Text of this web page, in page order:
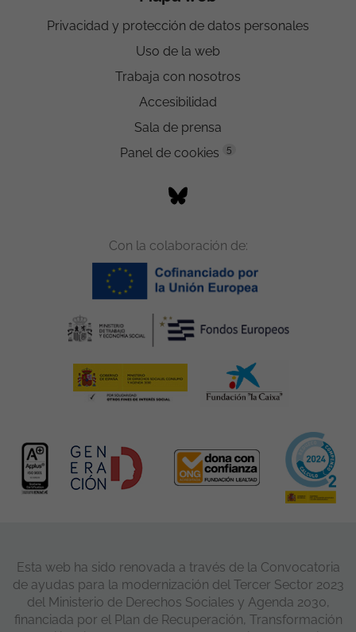
Privacidad y protección de datos personales
Uso de la web
Trabaja con nosotros
Accesibilidad
Sala de prensa
Panel de cookies
5
Con la colaboración de:
Esta web ha sido renovada a través de la Convocatoria
de ayudas para la modernización del Tercer Sector 2023
del Ministerio de Derechos Sociales y Agenda 2030,
financiada por el Plan de Recuperación, Transformación